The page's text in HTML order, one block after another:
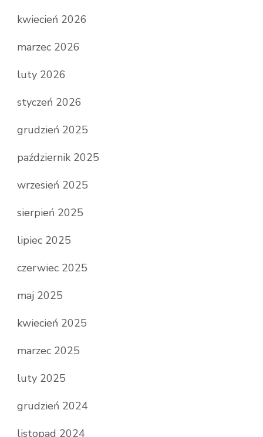
kwiecień 2026
marzec 2026
luty 2026
styczeń 2026
grudzień 2025
październik 2025
wrzesień 2025
sierpień 2025
lipiec 2025
czerwiec 2025
maj 2025
kwiecień 2025
marzec 2025
luty 2025
grudzień 2024
listopad 2024